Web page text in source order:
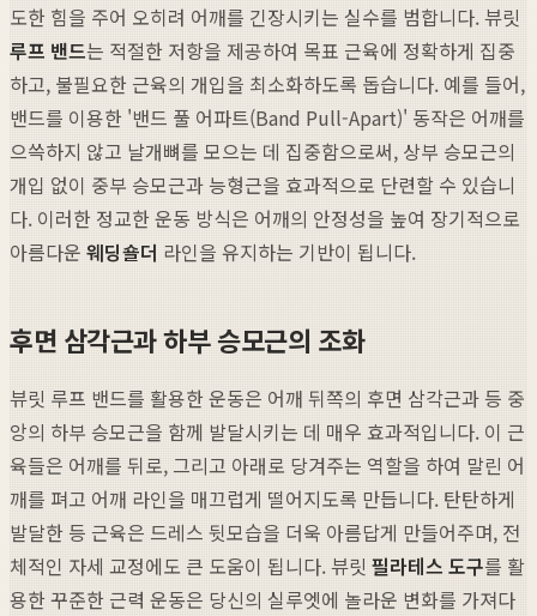
도한 힘을 주어 오히려 어깨를 긴장시키는 실수를 범합니다. 뷰릿
루프 밴드는 적절한 저항을 제공하여 목표 근육에 정확하게 집중
하고, 불필요한 근육의 개입을 최소화하도록 돕습니다. 예를 들어,
밴드를 이용한 '밴드 풀 어파트(Band Pull-Apart)' 동작은 어깨를
으쓱하지 않고 날개뼈를 모으는 데 집중함으로써, 상부 승모근의
개입 없이 중부 승모근과 능형근을 효과적으로 단련할 수 있습니
다. 이러한 정교한 운동 방식은 어깨의 안정성을 높여 장기적으로
아름다운 웨딩숄더 라인을 유지하는 기반이 됩니다.
후면 삼각근과 하부 승모근의 조화
뷰릿 루프 밴드를 활용한 운동은 어깨 뒤쪽의 후면 삼각근과 등 중
앙의 하부 승모근을 함께 발달시키는 데 매우 효과적입니다. 이 근
육들은 어깨를 뒤로, 그리고 아래로 당겨주는 역할을 하여 말린 어
깨를 펴고 어깨 라인을 매끄럽게 떨어지도록 만듭니다. 탄탄하게
발달한 등 근육은 드레스 뒷모습을 더욱 아름답게 만들어주며, 전
체적인 자세 교정에도 큰 도움이 됩니다. 뷰릿 필라테스 도구를 활
용한 꾸준한 근력 운동은 당신의 실루엣에 놀라운 변화를 가져다